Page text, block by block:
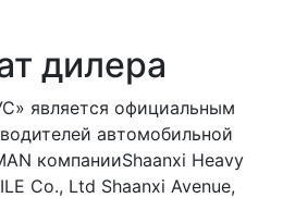
дилера
является официальным
автомобильной
компанииShaanxi Heavy
Co., Ltd Shaanxi Avenue,